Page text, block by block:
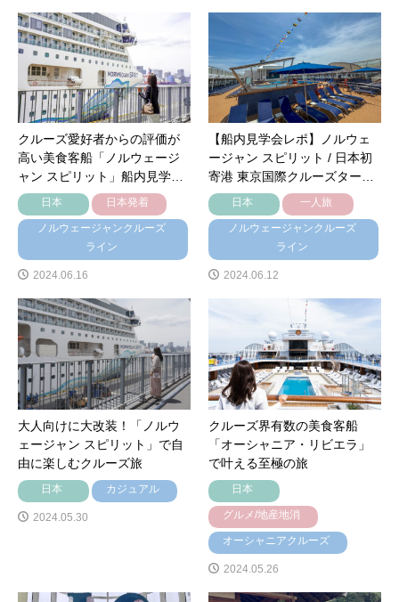
クルーズ愛好者からの評価が
高い美食客船「ノルウェージ
ャン スピリット」船内見学…
日本 日本発着
ノルウェージャンクルーズ
ライン
2024.06.16
【船内見学会レポ】ノルウェ
ージャン スピリット / 日本初
寄港 東京国際クルーズター…
日本 一人旅
ノルウェージャンクルーズ
ライン
2024.06.12
大人向けに大改装！「ノルウ
ェージャン スピリット」で自
由に楽しむクルーズ旅
日本 カジュアル
2024.05.30
クルーズ界有数の美食客船
「オーシャニア・リビエラ」
で叶える至極の旅
日本
グルメ/地産地消
オーシャニアクルーズ
2024.05.26